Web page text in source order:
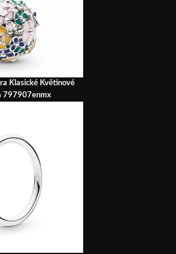
Klasické Květinové
797907enmx